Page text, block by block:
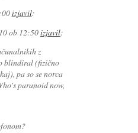
izjavil:
ob 12:50izjavil:
z
blindiral (fizično
pa so se norca
paranoid now,